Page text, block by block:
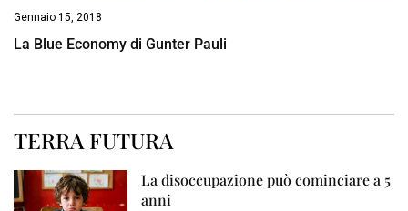
Gennaio 15, 2018
La Blue Economy di Gunter Pauli
TERRA FUTURA
La disoccupazione può cominciare a 5
anni